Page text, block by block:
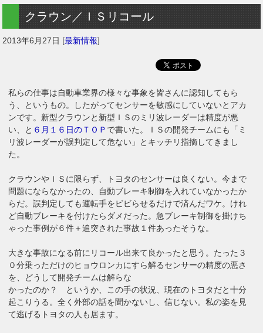
クラウン／ＩＳリコール
2013年6月27日 [最新情報]
私らの仕事は自動車業界の様々な事象を皆さんに認知してもら
う、というもの。したがってセンサーを敏感にしていないとアカ
ンです。新型クラウンと新型ＩＳのミリ波レーダーは精度が悪
い、と ６月１６日のＴＯＰ で書いた。ＩＳの開発チームにも「ミ
リ波レーダーが誤判定して危ない」とキッチリ指摘してきまし
た。
クラウンやＩＳに限らず、トヨタのセンサーは良くない。今まで
問題にならなかったの、自動ブレーキ制御を入れていなかったか
らだ。誤判定しても運転手をビビらせるだけで済んだワケ。けれ
ど自動ブレーキを付けたらダメだった。急ブレーキ制御を掛けち
ゃった事例が６件＋追突された事故１件あったそうな。
大きな事故になる前にリコール出来て良かったと思う。たった３
０分乗っただけのヒョウロンカにすら解るセンサーの精度の悪さ
を、どうして開発チームは解らな
かったのか？ というか、この手の状況、現在のトヨタだと十分
起こりうる。全く外部の話を聞かないし、信じない。私の姿を見
て逃げるトヨタの人も居ます。